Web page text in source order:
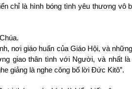
chỉ là hình bóng tình yêu thương vô
nơi giáo huấn của Giáo Hội, và
giao thân tình với Người, và nhất
giảng là nghe công bố lời Đức Kitô”.